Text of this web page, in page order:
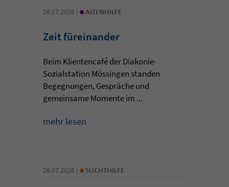
28.07.2026 | • ALTENHILFE
Zeit füreinander
Beim Klientencafé der Diakonie-
Sozialstation Mössingen standen
Begegnungen, Gespräche und
gemeinsame Momente im ...
mehr lesen
28.07.2026 | • SUCHTHILFE